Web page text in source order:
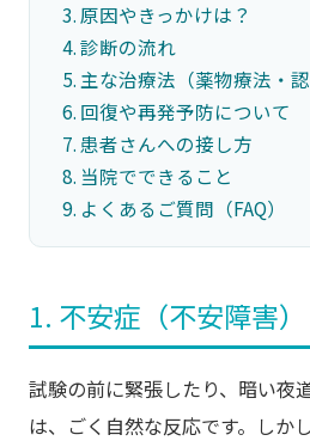
原因やきっかけは？
診断の流れ
主な治療法（薬物療法・認
回復や再発予防について
患者さんへの接し方
当院でできること
よくあるご質問（FAQ）
1. 不安症（不安障害
試験の前に緊張したり、暗い夜
は、ごく自然な反応です。しか